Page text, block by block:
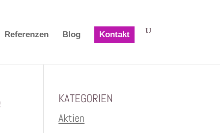
Referenzen Blog Kontakt
KATEGORIEN
Aktien